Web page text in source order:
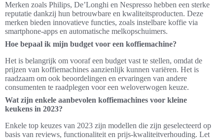
Merken zoals Philips, De’Longhi en Nespresso hebben een sterke
reputatie dankzij hun betrouwbare en kwaliteitsproducten. Deze
merken bieden innovatieve functies, zoals instelbare koffie via
smartphone-apps en automatische melkopschuimers.
Hoe bepaal ik mijn budget voor een koffiemachine?
Het is belangrijk om vooraf een budget vast te stellen, omdat de
prijzen van koffiemachines aanzienlijk kunnen variëren. Het is
raadzaam om ook beoordelingen en ervaringen van andere
consumenten te raadplegen voor een weloverwogen keuze.
Wat zijn enkele aanbevolen koffiemachines voor kleine
keukens in 2023?
Enkele top keuzes van 2023 zijn modellen die zijn geselecteerd op
basis van reviews, functionaliteit en prijs-kwaliteitverhouding. Let